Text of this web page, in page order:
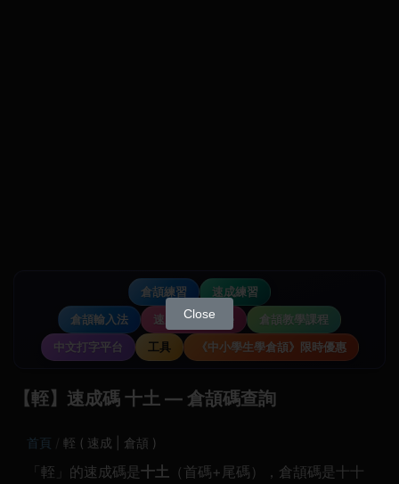
倉頡練習
速成練習
倉頡輸入法
速成輸入法教學
倉頡教學課程
中文打字平台
工具 《中小學生學倉頡》限時優惠
【輊】速成碼 十土 — 倉頡碼查詢
首頁 輊 ( 速成 | 倉頡 )
「輊」的速成碼是 十土 （首碼+尾碼），倉頡碼是十十
Close